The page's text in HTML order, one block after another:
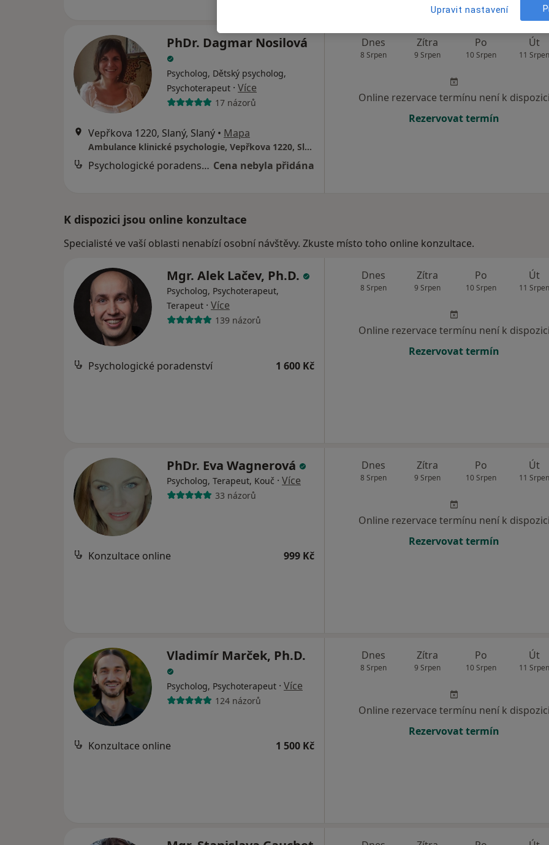
PhDr. Dagmar Nosilová
Psycholog, Dětský psycholog,
Psychoterapeut · Více
17 názorů
Vepřkova 1220, Slaný, Slaný • Mapa
Ambulance klinické psychologie, Vepřkova 1220, Slaný
Psychologické poradenství Cena nebyla přidána
Dnes
8 Srpen
Zítra
9 Srpen
Po
10 Srpen
Út
11 Srpen
Online rezervace termínu není k dispozici
Rezervovat termín
K dispozici jsou online konzultace
Specialisté ve vaší oblasti nenabízí osobní návštěvy. Zkuste místo toho online konzultace.
Mgr. Alek Lačev, Ph.D.
Psycholog, Psychoterapeut,
Terapeut · Více
139 názorů
Psychologické poradenství 1 600 Kč
Dnes
8 Srpen
Zítra
9 Srpen
Po
10 Srpen
Út
11 Srpen
Online rezervace termínu není k dispozici
Rezervovat termín
PhDr. Eva Wagnerová
Psycholog, Terapeut, Kouč · Více
33 názorů
Konzultace online 999 Kč
Dnes
8 Srpen
Zítra
9 Srpen
Po
10 Srpen
Út
11 Srpen
Online rezervace termínu není k dispozici
Rezervovat termín
Vladimír Marček, Ph.D.
Psycholog, Psychoterapeut · Více
124 názorů
Konzultace online 1 500 Kč
Dnes
8 Srpen
Zítra
9 Srpen
Po
10 Srpen
Út
11 Srpen
Online rezervace termínu není k dispozici
Rezervovat termín
Upravit nastavení